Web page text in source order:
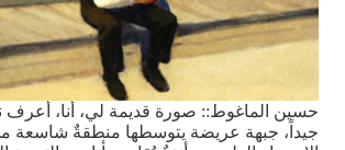
حسين الماغوط:: صورة قديمة لي، أنا،
جيداً، جبهة عريضة يتوسطها منطقةٌ شاسعة